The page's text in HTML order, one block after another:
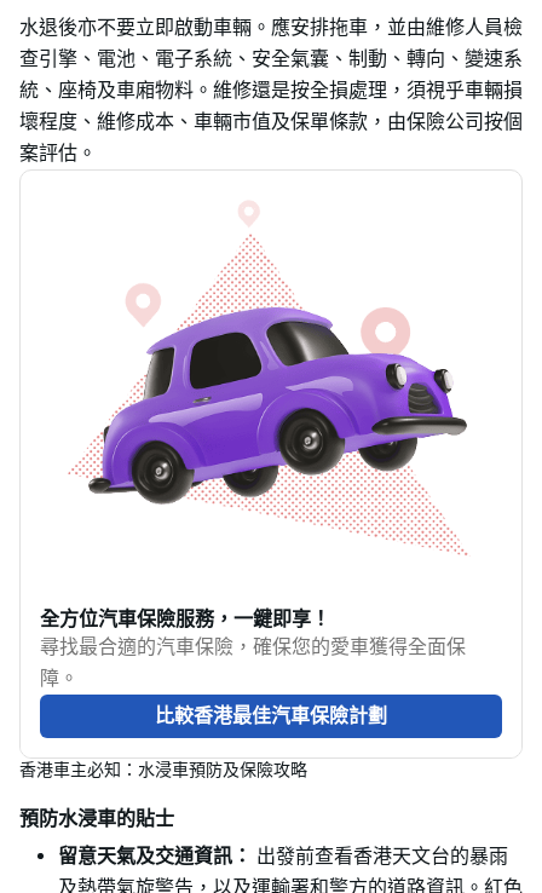
水退後亦不要立即啟動車輛。應安排拖車，並由維修人員檢
查引擎、電池、電子系統、安全氣囊、制動、轉向、變速系
統、座椅及車廂物料。維修還是按全損處理，須視乎車輛損
壞程度、維修成本、車輛市值及保單條款，由保險公司按個
案評估。
全方位汽車保險服務，一鍵即享！
尋找最合適的汽車保險，確保您的愛車獲得全面保
障。
比較香港最佳汽車保險計劃
香港車主必知：水浸車預防及保險攻略
預防水浸車的貼士
留意天氣及交通資訊： 出發前查看香港天文台的暴雨
及熱帶氣旋警告，以及運輸署和警方的道路資訊。紅色